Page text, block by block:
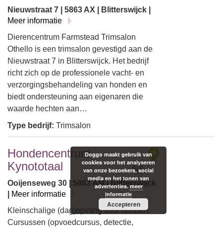
Nieuwstraat 7 | 5863 AX | Blitterswijck |
Meer informatie
Dierencentrum Farmstead Trimsalon
Othello is een trimsalon gevestigd aan de
Nieuwstraat 7 in Blitterswijck. Het bedrijf
richt zich op de professionele vacht- en
verzorgingsbehandeling van honden en
biedt ondersteuning aan eigenaren die
waarde hechten aan…
Type bedrijf: Trimsalon
Hondencentrum
Kynototaal
Ooijenseweg 30 | 5863 AM | Blitterswijck
Meer informatie
Kleinschalige (dag)opvang voor honden.
Cursussen (opvoedcursus, detectie,
Doggo maakt gebruik van
cookies voor het analyseren
van onze bezoekers, social
media en het tonen van
advertenties.meer
informatie
Accepteren